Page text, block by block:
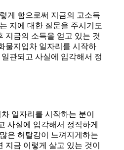
게 함으로써 지금의 고소득
지에 대한 질문을 주시기도
지금의 소득을 얻고 있는 것
물지입차 일자리를 시작하
관되고 사실에 입각해서 정
일자리를 시작하는 분이
사실에 입각해서 정직하게
은 허탈감이 느껴지게하는
금 이렇게 살고 있는 것이